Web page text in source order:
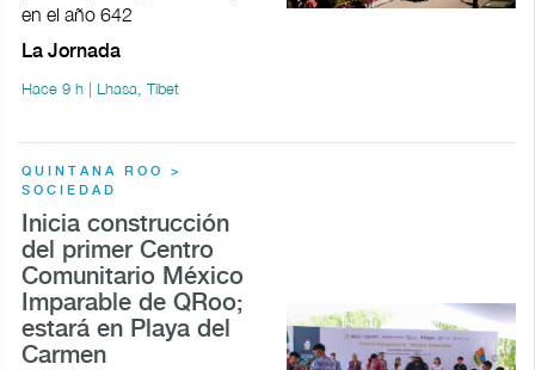
en el año 642
La Jornada
Hace 9 h | Lhasa, Tíbet
QUINTANA ROO >
SOCIEDAD
Inicia construcción
del primer Centro
Comunitario México
Imparable de QRoo;
estará en Playa del
Carmen